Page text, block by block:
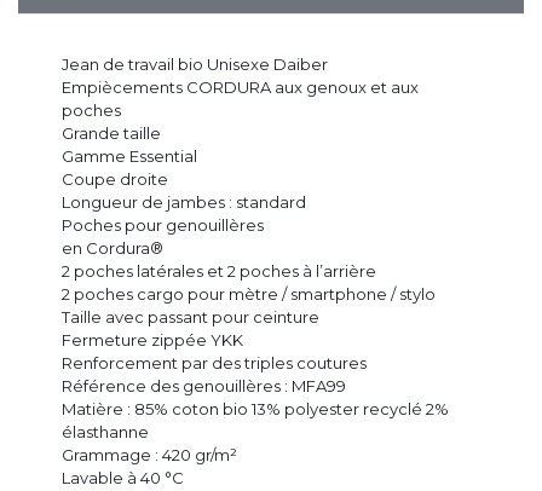
Jean de travail bio Unisexe Daiber
Empiècements CORDURA aux genoux et aux
poches
Grande taille
Gamme Essential
Coupe droite
Longueur de jambes : standard
Poches pour genouillères
en Cordura®
2 poches latérales et 2 poches à l’arrière
2 poches cargo pour mètre / smartphone / stylo
Taille avec passant pour ceinture
Fermeture zippée YKK
Renforcement par des triples coutures
Référence des genouillères : MFA99
Matière : 85% coton bio 13% polyester recyclé 2%
élasthanne
Grammage : 420 gr/m²
Lavable à 40 °C